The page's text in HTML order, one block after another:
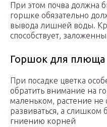
При этом почва должна
горшке обязательно
вывода лишней воды.
способствует,
Горшок для плюща
При посадке цветка
обратить внимание на
маленьком, растение
развиваться, а слишком
гниению корней